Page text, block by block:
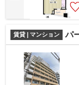
賃貸 | マンション パ